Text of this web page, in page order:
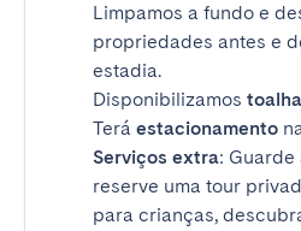
Limpamos a fundo e
propriedades antes e
estadia.
Disponibilizamos
Terá estacionamento
Serviços extra: Guarde
reserve uma tour
para crianças,